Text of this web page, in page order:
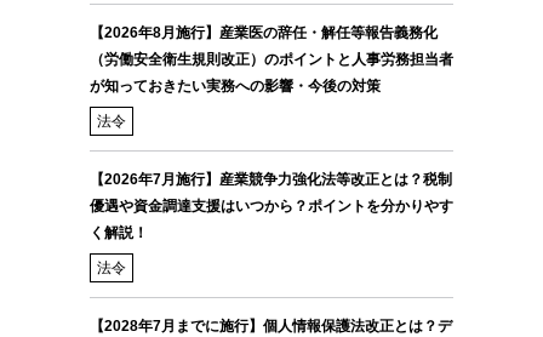
【2026年8月施行】産業医の辞任・解任等報告義務化
（労働安全衛生規則改正）のポイントと人事労務担当者
が知っておきたい実務への影響・今後の対策
法令
【2026年7月施行】産業競争力強化法等改正とは？税制
優遇や資金調達支援はいつから？ポイントを分かりやす
く解説！
法令
【2028年7月までに施行】個人情報保護法改正とは？デ